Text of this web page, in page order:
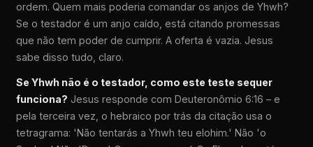
ordem. Quem mais poderia comandar os anjos de Yhwh?
Se o testador é um anjo caído, está citando promessas
que não tem poder de cumprir. A oferta é vazia. Jesus
sabe disso tudo, claro.
Se Yhwh não é o testador, como este teste sequer
funciona? Jesus responde com Deuteronômio 6:16 – e
pela terceira vez, o hebraico por trás da citação usa o
tetragrama: 'Não tentarás a Yhwh teu elohim.' Não 'o